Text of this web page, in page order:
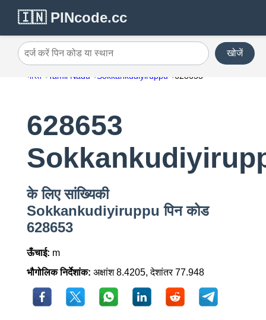
🇮🇳 PINcode.cc
दर्ज करें पिन कोड या स्थान खोजें
भारत Tamil Nadu Sokkankudiyiruppu 628653
628653
के लिए सांख्यिकी
Sokkankudiyiruppu पिन कोड
628653
ऊँचाई: m
भौगोलिक निर्देशांक: अक्षांश 8.4205, देशांतर 77.948